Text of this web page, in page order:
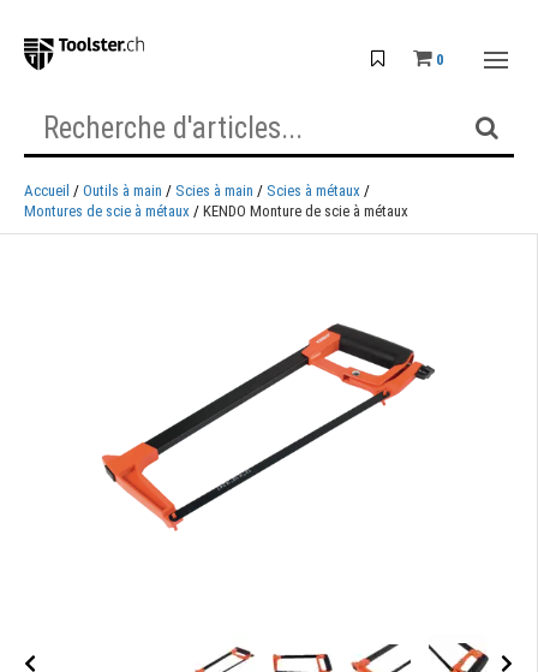
0
Accueil Outils à main Scies à main
Scies à métaux
Montures de scie à métaux
KENDO Monture de scie à métaux